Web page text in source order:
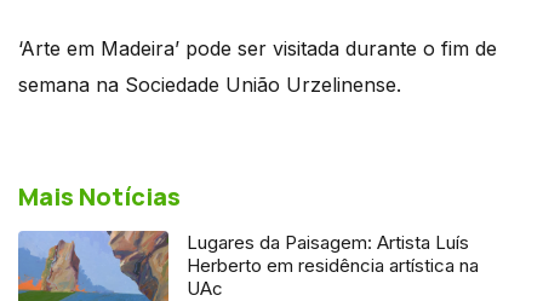
‘Arte em Madeira’ pode ser visitada durante o fim de
semana na Sociedade União Urzelinense.
Mais Notícias
Lugares da Paisagem: Artista Luís
Herberto em residência artística na
UAc